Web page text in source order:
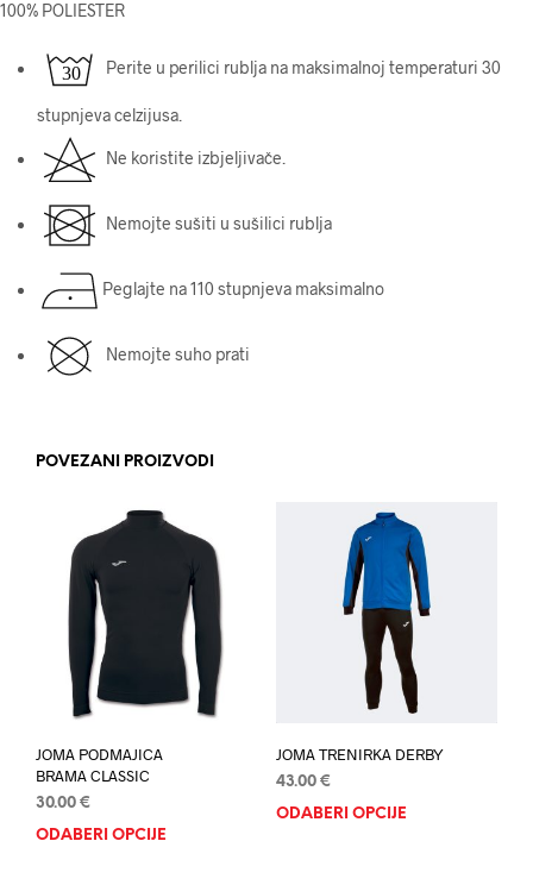
100% POLIESTER
Perite u perilici rublja na maksimalnoj temperaturi 30
stupnjeva celzijusa.
Ne koristite izbjeljivače.
Nemojte sušiti u sušilici rublja
Peglajte na 110 stupnjeva maksimalno
Nemojte suho prati
POVEZANI PROIZVODI
JOMA PODMAJICA
BRAMA CLASSIC
30.00 €
ODABERI OPCIJE
JOMA TRENIRKA DERBY
43.00 €
ODABERI OPCIJE